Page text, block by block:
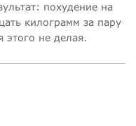
похудение на
килограмм за пару
этого не делая.